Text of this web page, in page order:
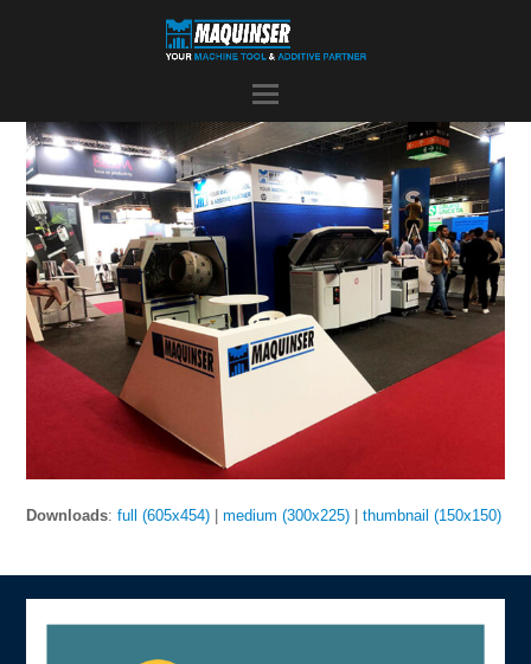
Downloads:full (605x454) |medium (300x225) |thumbnail (150x150)